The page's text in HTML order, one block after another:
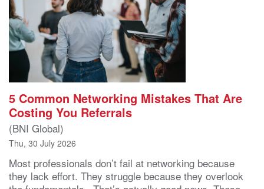
5 Common Networking Mistakes That Are
Costing You Referrals
(BNI Global)
Thu, 30 July 2026
Most professionals don’t fail at networking because
they lack effort. They struggle because they overlook